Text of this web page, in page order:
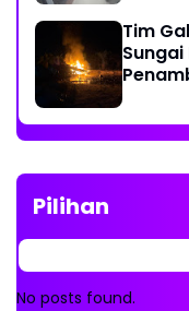
Tim
Sungai
Pilihan
No posts found.